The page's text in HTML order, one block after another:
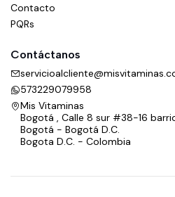
Contacto
PQRs
Contáctanos
573229079958
Mis Vitaminas
Bogotá , Calle 8 sur #38-16
Bogotá - Bogotá D.C.
Bogota D.C. - Colombia